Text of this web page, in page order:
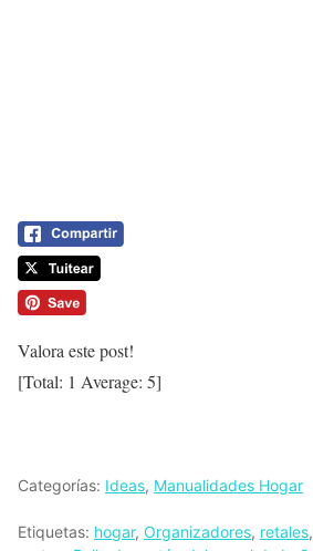
Valora este post!
[Total: 1 Average: 5]
Categorías: Ideas, Manualidades Hogar
Etiquetas: hogar, Organizadores, retales,